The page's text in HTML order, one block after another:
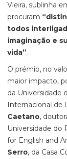
Vieira, sublinha
procuram
todos
imaginação e
vida”.
O prémio, no
maior impacto,
da Universidade
Internacional
Caetano,
Universidade do
for English and
Serro, da Casa